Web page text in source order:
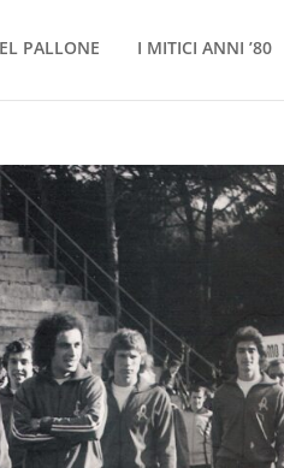
PALLONE I MITICI ANNI ’80